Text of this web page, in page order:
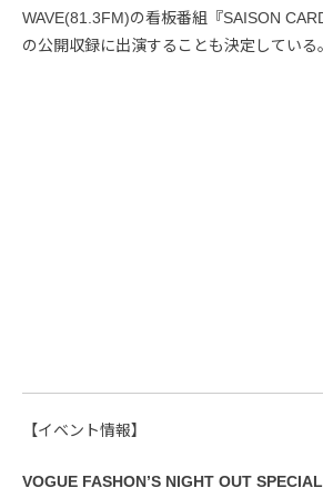
WAVE(81.3FM)の看板番組『SAISON
の公開収録に出演することも決定している。
【イベント情報】
VOGUE FASHON’S NIGHT OUT